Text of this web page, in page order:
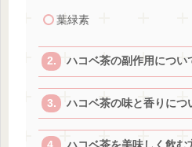
葉緑素
ハコベ茶の副作用につい
ハコベ茶の味と香りにつ